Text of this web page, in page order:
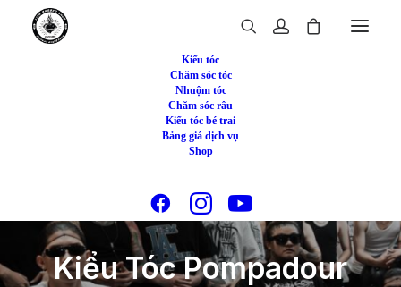
Kiểu tóc
Chăm sóc tóc
Nhuộm tóc
Chăm sóc râu
Kiểu tóc bé trai
Bảng giá dịch vụ
Shop
Kiểu Tóc Pompadour